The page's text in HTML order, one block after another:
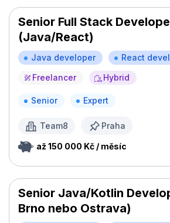
Senior Full Stack
(Java/React)
Java developer
React
Freelancer
Hybrid
Senior Expert
Team8 Praha
až 150 000 Kč / měsíc
Senior Java/Kotlin
Brno nebo Ostrava)